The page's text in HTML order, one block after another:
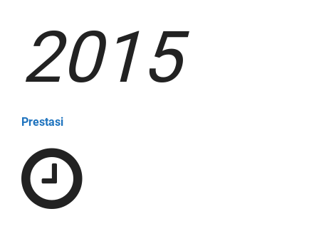
2015
Prestasi